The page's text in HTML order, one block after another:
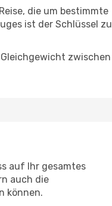
die um bestimmte
ist der Schlüssel zu
zwischen
auf Ihr gesamtes
auch die
können.